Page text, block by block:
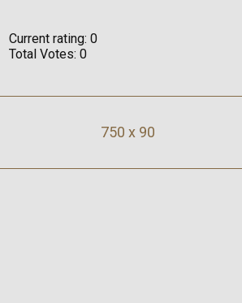
Current rating: 0
Total Votes: 0
750 x 90